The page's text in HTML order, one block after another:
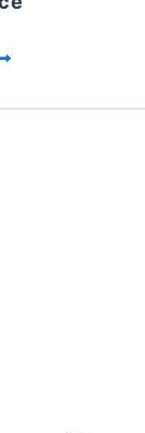
LIFE AND